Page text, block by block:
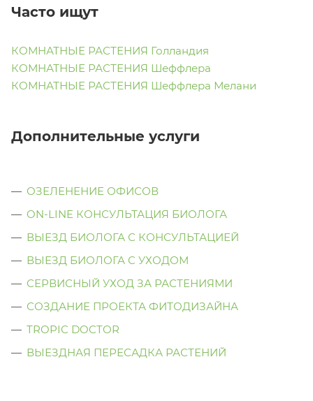
Часто ищут
КОМНАТНЫЕ РАСТЕНИЯ Голландия
КОМНАТНЫЕ РАСТЕНИЯ Шеффлера
КОМНАТНЫЕ РАСТЕНИЯ Шеффлера Мелани
Дополнительные услуги
ОЗЕЛЕНЕНИЕ ОФИСОВ
ON-LINE КОНСУЛЬТАЦИЯ БИОЛОГА
ВЫЕЗД БИОЛОГА С КОНСУЛЬТАЦИЕЙ
ВЫЕЗД БИОЛОГА C УХОДОМ
СЕРВИСНЫЙ УХОД ЗА РАСТЕНИЯМИ
СОЗДАНИЕ ПРОЕКТА ФИТОДИЗАЙНА
TROPIC DOCTOR
ВЫЕЗДНАЯ ПЕРЕСАДКА РАСТЕНИЙ